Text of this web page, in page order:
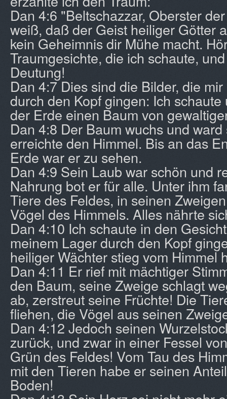
Dan 4:6 "Beltschazzar, Oberster
weiß, daß der Geist heiliger Götter
kein Geheimnis dir Mühe macht.
Traumgesichte, die ich schaute,
Deutung!
Dan 4:7 Dies sind die Bilder, die
durch den Kopf gingen: Ich
der Erde einen Baum von
Dan 4:8 Der Baum wuchs und
erreichte den Himmel. Bis an das
Erde war er zu sehen.
Dan 4:9 Sein Laub war schön und
Nahrung bot er für alle. Unter ihm
Tiere des Feldes, in seinen
Vögel des Himmels. Alles nährte
Dan 4:10 Ich schaute in den
meinem Lager durch den Kopf
heiliger Wächter stieg vom Himmel
Dan 4:11 Er rief mit mächtiger
den Baum, seine Zweige schlagt
ab, zerstreut seine Früchte! Die
fliehen, die Vögel aus seinen
Dan 4:12 Jedoch seinen
zurück, und zwar in einer Fessel
Grün des Feldes! Vom Tau des
mit den Tieren habe er seinen
Boden!